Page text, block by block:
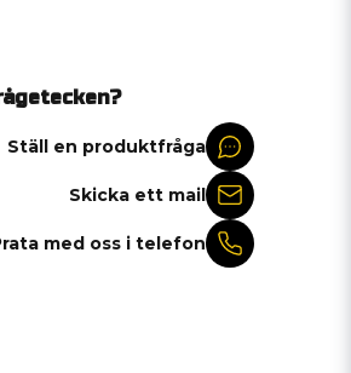
Ställ en produktfråga
Skicka ett mail
med oss i telefon